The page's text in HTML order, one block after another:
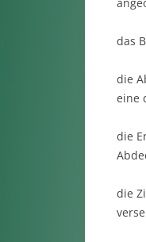
das
die
eine
die
die